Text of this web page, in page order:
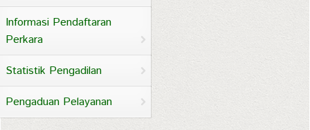
Informasi Pendaftaran
Perkara
Statistik Pengadilan
Pengaduan Pelayanan